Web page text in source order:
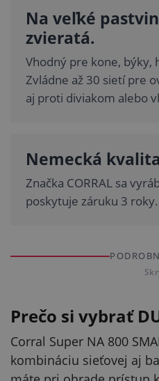
Na veľké
zvieratá.
Vhodný pre kone, býky,
Zvládne až 30 sietí pre
aj proti diviakom alebo
Nemecká
Značka CORRAL sa
poskytuje záruku 3 roky.
Prečo si vybrať
Corral Super NA 800
kombináciu sieťovej aj